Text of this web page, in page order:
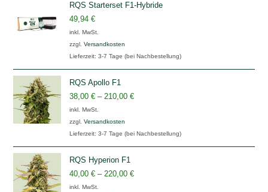
RQS Starterset F1-Hybride
49,94€
inkl. MwSt.
zzgl.Versandkosten
Lieferzeit:3-7 Tage (bei Nachbestellung)
RQS Apollo F1
38,00€ –210,00€
inkl. MwSt.
zzgl.Versandkosten
Lieferzeit:3-7 Tage (bei Nachbestellung)
RQS Hyperion F1
40,00€ –220,00€
inkl. MwSt.